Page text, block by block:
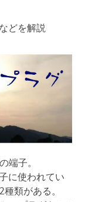
どを解説
端子。
に使われてい
類がある。